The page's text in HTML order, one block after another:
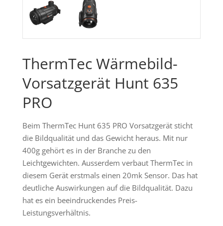
ThermTec Wärmebild-
Vorsatzgerät Hunt 635
PRO
Beim ThermTec Hunt 635 PRO Vorsatzgerät sticht
die Bildqualität und das Gewicht heraus. Mit nur
400g gehört es in der Branche zu den
Leichtgewichten. Ausserdem verbaut ThermTec in
diesem Gerät erstmals einen 20mk Sensor. Das hat
deutliche Auswirkungen auf die Bildqualität. Dazu
hat es ein beeindruckendes Preis-
Leistungsverhältnis.